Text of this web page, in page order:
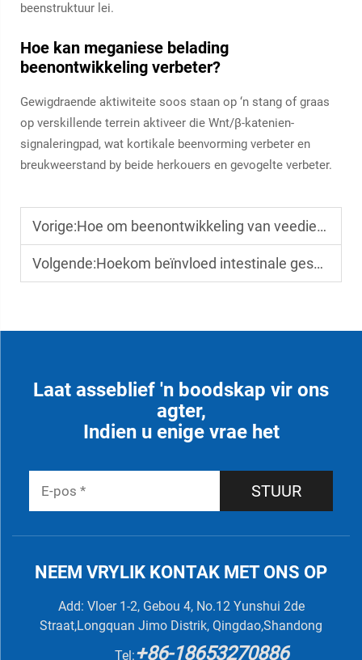
beenstruktuur lei.
Hoe kan meganiese belading
beenontwikkeling verbeter?
Gewigdraende aktiwiteite soos staan op ‘n stang of graas
op verskillende terrein aktiveer die Wnt/β-katenien-
signaleringpad, wat kortikale beenvorming verbeter en
breukweerstand by beide herkouers en gevogelte verbeter.
Vorige:Hoe om beenontwikkeling van veediere deur wetenskaplike voeding te optimaliseer
Volgende:Hoekom beïnvloed intestinale gesondheid die voedingsopname en groeikoers van veediere
Laat asseblief 'n boodskap vir ons
agter,
Indien u enige vrae het
STUUR
NEEM VRYLIK KONTAK MET ONS OP
Add: Vloer 1-2, Gebou 4, No.12 Yunshui 2de
Straat,Longquan Jimo Distrik, Qingdao,Shandong
Tel:+86-18653270886